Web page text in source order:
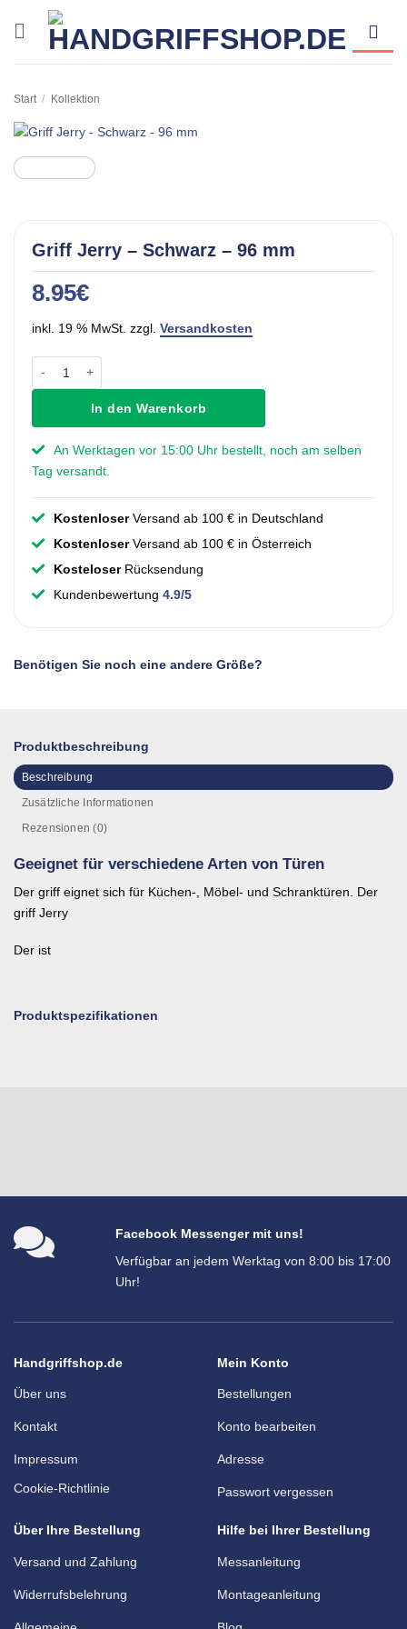
Start / Kollektion
Griff Jerry – Schwarz – 96 mm
8.95€
inkl. 19 % MwSt. zzgl. Versandkosten
In den Warenkorb
An Werktagen vor 15:00 Uhr bestellt, noch am selben
Tag versandt.
KostenloserVersand ab 100 € in Deutschland
KostenloserVersand ab 100 € in Österreich
Kosteloser Rücksendung
Kundenbewertung 4.9/5
Benötigen Sie noch eine andere Größe?
Produktbeschreibung
Beschreibung
Zusätzliche Informationen
Rezensionen (0)
Geeignet für verschiedene Arten von Türen
Der griff eignet sich für Küchen-, Möbel- und Schranktüren. Der
griff Jerry
Der ist
Produktspezifikationen
Facebook Messenger mit uns!
Verfügbar an jedem Werktag von 8:00 bis 17:00
Uhr!
Handgriffshop.de
Über uns
Kontakt
Impressum
Cookie-Richtlinie
Mein Konto
Bestellungen
Konto bearbeiten
Adresse
Passwort vergessen
Über Ihre Bestellung
Versand und Zahlung
Widerrufsbelehrung
Hilfe bei Ihrer Bestellung
Messanleitung
Montageanleitung